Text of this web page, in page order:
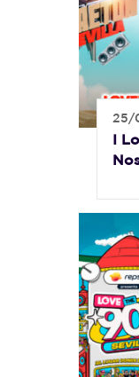
25/
I